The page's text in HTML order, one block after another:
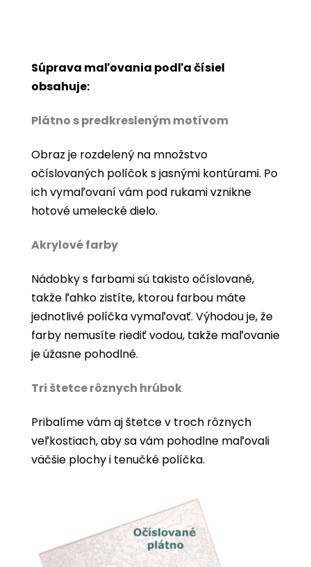
Súprava maľovania podľa čísiel
obsahuje:
Plátno s predkresleným motívom
Obraz je rozdelený na množstvo
očíslovaných políčok s jasnými kontúrami. Po
ich vymaľovaní vám pod rukami vznikne
hotové umelecké dielo.
Akrylové farby
Nádobky s farbami sú takisto očíslované,
takže ľahko zistíte, ktorou farbou máte
jednotlivé políčka vymaľovať. Výhodou je, že
farby nemusíte riediť vodou, takže maľovanie
je úžasne pohodlné.
Tri štetce rôznych hrúbok
Pribalíme vám aj štetce v troch rôznych
veľkostiach, aby sa vám pohodlne maľovali
väčšie plochy i tenučké políčka.